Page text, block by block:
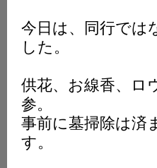
今日は、同行では
した。
供花、お線香、ロ
参。
事前に墓掃除は済
す。